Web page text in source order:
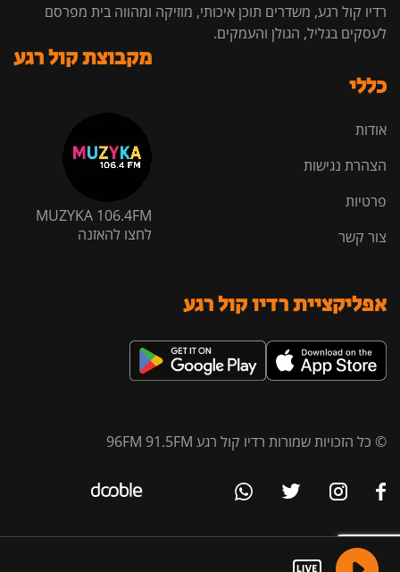
רדיו קול רגע, משדרים תוכן איכותי, מוזיקה ומהווה בית מפרסם
לעסקים בגליל, הגולן והעמקים.
כללי
אודות
הצהרת נגישות
פרטיות
צור קשר
מקבוצת קול רגע
MUZYKA 106.4FM
לחצו להאזנה
אפליקציית רדיו קול רגע
© כל הזכויות שמורות רדיו קול רגע 96FM 91.5FM